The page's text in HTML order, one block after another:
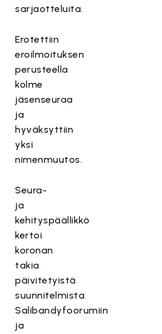
sarjaotteluita.
Erotettiin
eroilmoituksen
perusteella
kolme
jäsenseuraa
ja
hyväksyttiin
yksi
nimenmuutos.
Seura-
ja
kehityspäällikkö
kertoi
koronan
takia
päivitetyistä
suunnitelmista
Salibandyfoorumiin
ja